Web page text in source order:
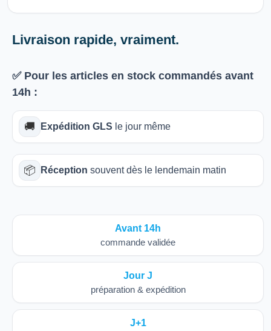
Livraison rapide, vraiment.
✅ Pour les articles en stock commandés avant
14h :
🚚 Expédition GLS le jour même
📦 Réception souvent dès le lendemain matin
Avant 14h
commande validée
Jour J
préparation & expédition
J+1